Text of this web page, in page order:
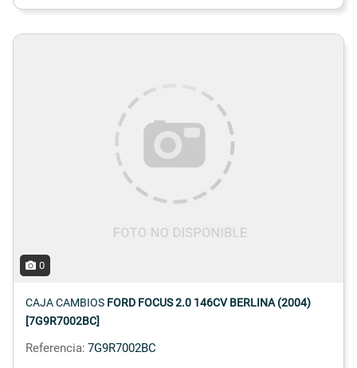
0
CAJA CAMBIOS FORD FOCUS 2.0 146CV BERLINA (2004)
[7G9R7002BC]
Referencia: 7G9R7002BC